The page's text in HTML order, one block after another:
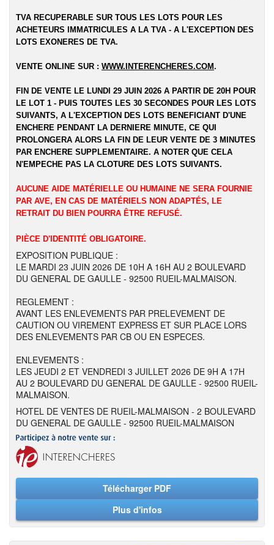
TVA RECUPERABLE SUR TOUS LES LOTS POUR LES
ACHETEURS IMMATRICULES A LA TVA - A L'EXCEPTION DES
LOTS EXONERES DE TVA.
VENTE ONLINE SUR : WWW.INTERENCHERES.COM.
FIN DE VENTE LE LUNDI 29 JUIN 2026 A PARTIR DE 20H POUR
LE LOT 1 - PUIS TOUTES LES 30 SECONDES POUR LES LOTS
SUIVANTS, A L'EXCEPTION DES LOTS BENEFICIANT D'UNE
ENCHERE PENDANT LA DERNIERE MINUTE, CE QUI
PROLONGERA ALORS LA FIN DE LEUR VENTE DE 3 MINUTES
PAR ENCHERE SUPPLEMENTAIRE. A NOTER QUE CELA
N'EMPECHE PAS LA CLOTURE DES LOTS SUIVANTS.
AUCUNE AIDE MATÉRIELLE OU HUMAINE NE SERA FOURNIE
PAR AVE, EN CAS DE MATÉRIELS NON ADAPTÉS, LE
RETRAIT DU BIEN POURRA ÊTRE REFUSÉ.
PIÈCE D'IDENTITÉ OBLIGATOIRE.
EXPOSITION PUBLIQUE :
LE MARDI 23 JUIN 2026 DE 10H A 16H AU 2 BOULEVARD
DU GENERAL DE GAULLE - 92500 RUEIL-MALMAISON.
REGLEMENT :
AVANT LES ENLEVEMENTS PAR PRELEVEMENT DE
CAUTION OU VIREMENT EXPRESS ET SUR PLACE LORS
DES ENLEVEMENTS PAR CB OU EN ESPECES.
ENLEVEMENTS :
LES JEUDI 2 ET VENDREDI 3 JUILLET 2026 DE 9H A 17H
AU 2 BOULEVARD DU GENERAL DE GAULLE - 92500 RUEIL-
MALMAISON.
HOTEL DE VENTES DE RUEIL-MALMAISON - 2 BOULEVARD
DU GENERAL DE GAULLE - 92500 RUEIL-MALMAISON
Télécharger PDF
Plus d'infos